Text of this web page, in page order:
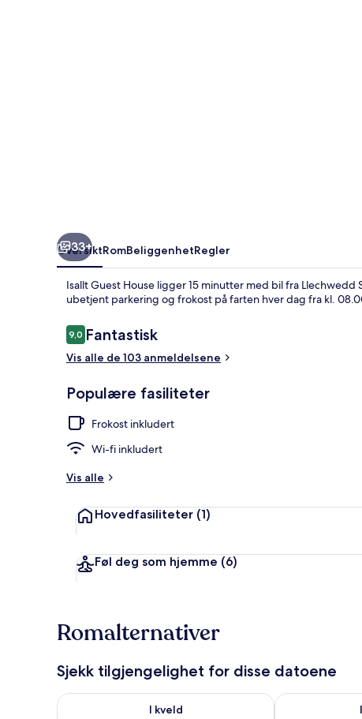
33+
OversiktRomBeliggenhetRegler
Isallt Guest House ligger 15 minutter med bil fra
ubetjent parkering og frokost på farten hver dag fra kl.
Anmeldelser
9,09,0 av 10 –
Fantastisk
Vis alle de 103 anmeldelsene
Populære fasiliteter
Frokost inkludert
Wi-fi inkludert
Vis alle
Hovedfasiliteter (1)
Føl deg som hjemme (6)
Romalternativer
Sjekk tilgjengelighet for disse datoene
I kveld
Sjekk tilgjengelighet for i kveld, aug. 9 - aug. 10
Sjekk